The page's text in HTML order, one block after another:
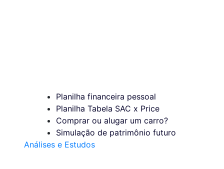
Planilha financeira pessoal
Planilha Tabela SAC x Price
Comprar ou alugar um carro?
Simulação de patrimônio futuro
Análises e Estudos